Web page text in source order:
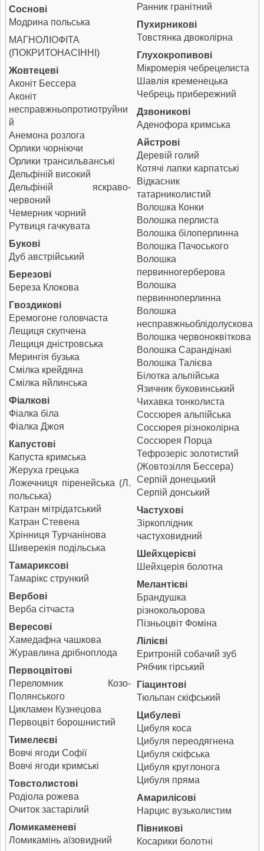
Соснові
Модрина польська
МАГНОЛІОФІТА
(ПОКРИТОНАСІННІ)
Жовтецеві
Аконіт Бессера
Аконіт
несправжньопротиотруйни
й
Анемона розлога
Орлики чорніючи
Орлики трансильванські
Дельфіній високий
Дельфіній яскраво-
червоний
Чемерник чорний
Рутвиця гачкувата
Букові
Дуб австрійський
Березові
Береза Клокова
Гвоздикові
Еремогоне головчаста
Лещиця скупчена
Лещиця дністровська
Мерингія бузька
Смілка крейдяна
Смілка яйлинська
Фіалкові
Фіалка біла
Фіалка Джоя
Капустові
Капуста кримська
Жеруха грецька
Ложечниця піренейська (Л.
польська)
Катран мітрідатський
Катран Стевена
Хрінниця Турчанінова
Шиверекія подільська
Тамариксові
Тамарікс стрункий
Вербові
Верба сітчаста
Вересові
Хамедафна чашкова
Журавлина дрібноплода
Первоцвітові
Переломник Козо-
Полянського
Цикламен Кузнецова
Первоцвіт борошнистий
Тимелеєві
Вовчі ягоди Софії
Вовчі ягоди кримські
Товстолистові
Родіола рожева
Очиток застарілий
Ломикаменеві
Ломикамінь аїзовидний
Ранник гранітний
Пухирникові
Товстянка двоколірна
Глухокропивові
Мікромерія чебрецелиста
Шавлія кременецька
Чебрець прибережний
Дзвоникові
Аденофора кримська
Айстрові
Деревій голий
Котячі лапки карпатські
Відкасник
татарниколистий
Волошка Конки
Волошка перлиста
Волошка білоперлинна
Волошка Пачоського
Волошка
первинногерберова
Волошка
первинноперлинна
Волошка
несправжньоблідолускова
Волошка червоноквіткова
Волошка Сарандінакі
Волошка Талієва
Білотка альпійська
Язичник буковинський
Чихавка тонколиста
Соссюрея альпійська
Соссюрея різноколірна
Соссюрея Порца
Тефрозеріс золотистий
(Жовтозілля Бессера)
Серпій донецький
Серпій донський
Частухові
Зіркоплідник
частуховидний
Шейхцерієві
Шейхцерія болотна
Мелантієві
Брандушка
різнокольорова
Пізньоцвіт Фоміна
Лілієві
Еритроній собачий зуб
Рябчик гірський
Гіацинтові
Тюльпан скіфський
Цибулеві
Цибуля коса
Цибуля переодягнена
Цибуля скіфська
Цибуля круглонога
Цибуля пряма
Амарилісові
Нарцис вузьколистим
Півникові
Косарики болотні